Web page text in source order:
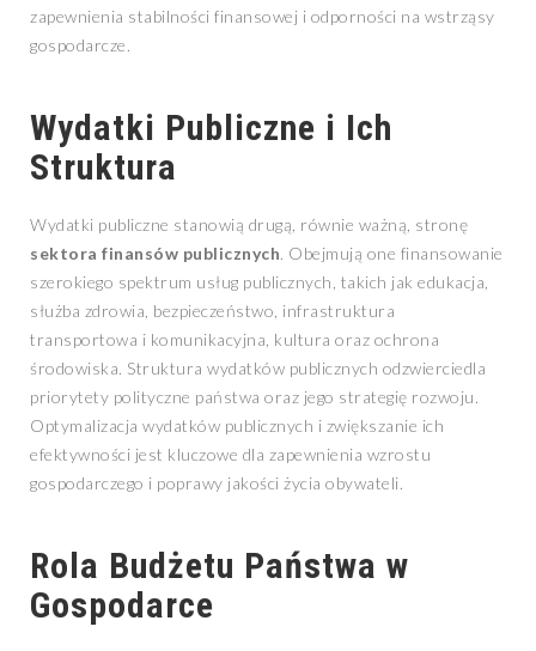
zapewnienia stabilności finansowej i odporności na wstrząsy
gospodarcze.
Wydatki Publiczne i Ich
Struktura
Wydatki publiczne stanowią drugą, równie ważną, stronę
sektora finansów publicznych. Obejmują one finansowanie
szerokiego spektrum usług publicznych, takich jak edukacja,
służba zdrowia, bezpieczeństwo, infrastruktura
transportowa i komunikacyjna, kultura oraz ochrona
środowiska. Struktura wydatków publicznych odzwierciedla
priorytety polityczne państwa oraz jego strategię rozwoju.
Optymalizacja wydatków publicznych i zwiększanie ich
efektywności jest kluczowe dla zapewnienia wzrostu
gospodarczego i poprawy jakości życia obywateli.
Rola Budżetu Państwa w
Gospodarce